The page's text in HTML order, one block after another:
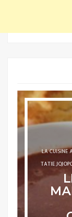
LA CUISINE
LE